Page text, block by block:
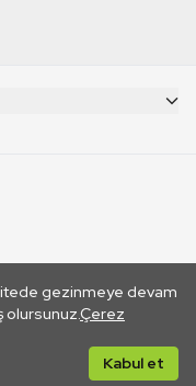
gezinmeye devam
olursunuz.Çerez
Kabul et
yoluyla gidilen dış